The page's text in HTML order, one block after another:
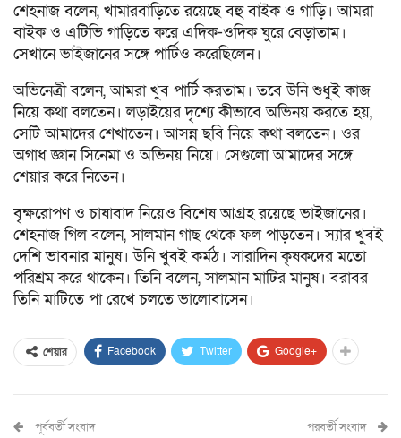
শেহনাজ বলেন, খামারবাড়িতে রয়েছে বহু বাইক ও গাড়ি। আমরা
বাইক ও এটিভি গাড়িতে করে এদিক-ওদিক ঘুরে বেড়াতাম।
সেখানে ভাইজানের সঙ্গে পার্টিও করেছিলেন।
অভিনেত্রী বলেন, আমরা খুব পার্টি করতাম। তবে উনি শুধুই কাজ
নিয়ে কথা বলতেন। লড়াইয়ের দৃশ্যে কীভাবে অভিনয় করতে হয়,
সেটি আমাদের শেখাতেন। আসন্ন ছবি নিয়ে কথা বলতেন। ওর
অগাধ জ্ঞান সিনেমা ও অভিনয় নিয়ে। সেগুলো আমাদের সঙ্গে
শেয়ার করে নিতেন।
বৃক্ষরোপণ ও চাষাবাদ নিয়েও বিশেষ আগ্রহ রয়েছে ভাইজানের।
শেহনাজ গিল বলেন, সালমান গাছ থেকে ফল পাড়তেন। স্যার খুবই
দেশি ভাবনার মানুষ। উনি খুবই কর্মঠ। সারাদিন কৃষকদের মতো
পরিশ্রম করে থাকেন। তিনি বলেন, সালমান মাটির মানুষ। বরাবর
তিনি মাটিতে পা রেখে চলতে ভালোবাসেন।
শেয়ার Facebook Twitter Google+
পূর্ববর্তী সংবাদ পরবর্তী সংবাদ